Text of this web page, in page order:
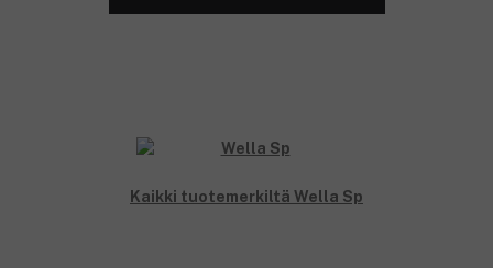
Kaikki tuotemerkiltä Wella Sp